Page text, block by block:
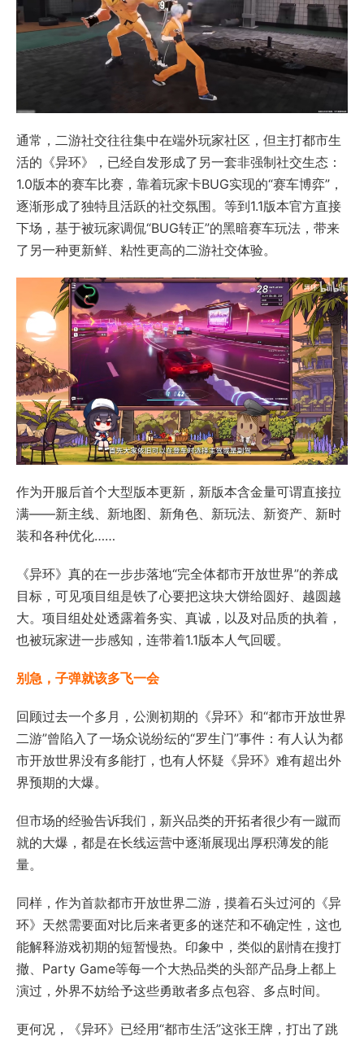
通常，二游社交往往集中在端外玩家社区，但主打都市生
活的《异环》，已经自发形成了另一套非强制社交生态：
1.0版本的赛车比赛，靠着玩家卡BUG实现的“赛车博弈”，
逐渐形成了独特且活跃的社交氛围。等到1.1版本官方直接
下场，基于被玩家调侃“BUG转正”的黑暗赛车玩法，带来
了另一种更新鲜、粘性更高的二游社交体验。
作为开服后首个大型版本更新，新版本含金量可谓直接拉
满——新主线、新地图、新角色、新玩法、新资产、新时
装和各种优化……
《异环》真的在一步步落地“完全体都市开放世界”的养成
目标，可见项目组是铁了心要把这块大饼给圆好、越圆越
大。项目组处处透露着务实、真诚，以及对品质的执着，
也被玩家进一步感知，连带着1.1版本人气回暖。
别急，子弹就该多飞一会
回顾过去一个多月，公测初期的《异环》和“都市开放世界
二游”曾陷入了一场众说纷纭的“罗生门”事件：有人认为都
市开放世界没有多能打，也有人怀疑《异环》难有超出外
界预期的大爆。
但市场的经验告诉我们，新兴品类的开拓者很少有一蹴而
就的大爆，都是在长线运营中逐渐展现出厚积薄发的能
量。
同样，作为首款都市开放世界二游，摸着石头过河的《异
环》天然需要面对比后来者更多的迷茫和不确定性，这也
能解释游戏初期的短暂慢热。印象中，类似的剧情在搜打
撤、Party Game等每一个大热品类的头部产品身上都上
演过，外界不妨给予这些勇敢者多点包容、多点时间。
更何况，《异环》已经用“都市生活”这张王牌，打出了跳